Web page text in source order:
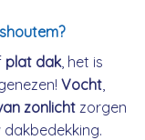
plat dak, het is
Vocht
zonlicht zorgen
dakbedekking.